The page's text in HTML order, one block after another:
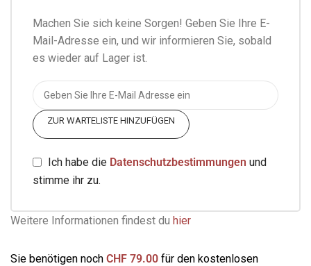
Machen Sie sich keine Sorgen! Geben Sie Ihre E-
Mail-Adresse ein, und wir informieren Sie, sobald
es wieder auf Lager ist.
ZUR WARTELISTE HINZUFÜGEN
Ich habe die Datenschutzbestimmungen und
stimme ihr zu.
Weitere Informationen findest du hier
Sie benötigen noch CHF 79.00 für den kostenlosen